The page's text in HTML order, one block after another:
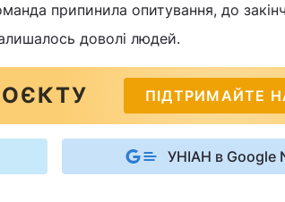
припинила опитування, до
доволі людей.
ПІДТРИМАЙТЕ
УНІАН в Google